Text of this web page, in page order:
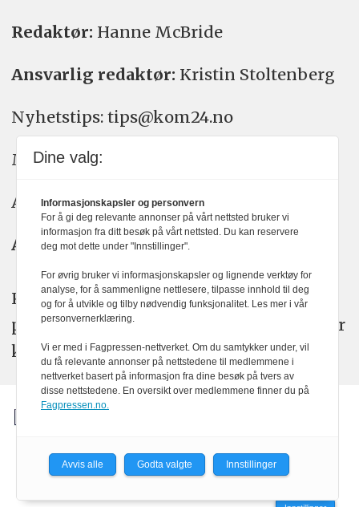
Redaktør: Hanne McBride
Ansvarlig redaktør: Kristin Stoltenberg
Nyhetstips: tips@kom24.no
Meninger: meninger@kom24.no
Annonse: annonse@watchmedia.no
Abonnement:kom24@watchmedia.no
KOM24 arbeider etter Vær Varsom-
plakatens regler for god presseskikk. Her
kan du lese mer omPFUsarbeid.
Dine valg:
Informasjonskapsler og personvern
For å gi deg relevante annonser på vårt nettsted bruker vi
informasjon fra ditt besøk på vårt nettsted. Du kan reservere
deg mot dette under "Innstillinger".
For øvrig bruker vi informasjonskapsler og lignende verktøy for
analyse, for å sammenligne nettlesere, tilpasse innhold til deg
og for å utvikle og tilby nødvendig funksjonalitet. Les mer i vår
personvernerklæring.
Vi er med i Fagpressen-nettverket. Om du samtykker under, vil
du få relevante annonser på nettstedene til medlemmene i
nettverket basert på informasjon fra dine besøk på tvers av
disse nettstedene. En oversikt over medlemmene finner du på
Fagpressen.no.
Avvis alle Godta valgte Innstillinger